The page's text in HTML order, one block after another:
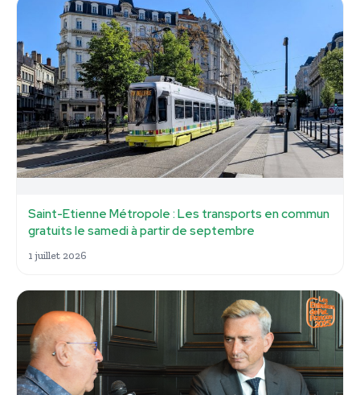
Saint-Etienne Métropole : Les transports en commun
gratuits le samedi à partir de septembre
1 juillet 2026